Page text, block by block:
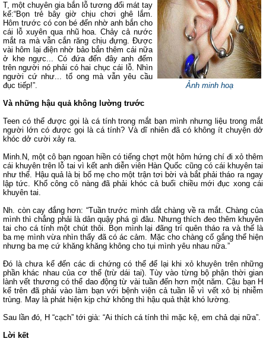
Ảnh minh hoạ
T, một chuyên gia bắn lỗ tương đối mát tay
kể:“Bọn trẻ bây giờ chịu chơi ghê lắm.
Hôm trước có con bé đến nhờ anh bắn cho
cái lỗ xuyên qua nhũ hoa. Chảy cả nước
mắt ra mà vẫn cắn răng chịu đựng. Được
vài hôm lại điện nhờ bảo bắn thêm cái nữa
ở khe ngực... Có đứa đến đây anh đếm
trên người nó phải có hai chục cái lỗ. Nhìn
người cứ như... tổ ong mà vẫn yêu cầu
đục tiếp!”.
Và những hậu quả không lường trước
Teen có thể được gọi là cá tính trong mắt bạn mình nhưng liệu trong mắt
người lớn có được gọi là cá tính? Và dĩ nhiên đã có không ít chuyện dở
khóc dở cười xảy ra.
Minh.N, một cô bạn ngoan hiền có tiếng chợt một hôm hứng chí đi xỏ thêm
cái khuyên trên lỗ tai vì kết anh diễn viên Hàn Quốc cũng có cái khuyên tai
như thế. Hậu quả là bị bố mẹ cho một trận tơi bời và bắt phải tháo ra ngay
lập tức. Khổ công cô nàng đã phải khóc cả buổi chiều mới đục xong cái
khuyên tai.
Nh. còn cay đắng hơn: “Tuần trước mình dắt chàng về ra mắt. Chàng của
mình thì chẳng phải là dân quậy phá gì đâu. Nhưng thích đeo thêm khuyên
tai cho cá tính một chút thôi. Bọn mình lại đãng trí quên tháo ra và thế là
ba mẹ mình vừa nhìn thấy đã có ác cảm. Mặc cho chàng cố gắng thể hiện
nhưng ba mẹ cứ khăng khăng không cho tụi mình yêu nhau nữa.”
Đó là chưa kể đến các di chứng có thể để lại khi xỏ khuyên trên những
phần khác nhau của cơ thể (trừ dái tai). Tùy vào từng bộ phận thời gian
lành vết thương có thể dao động từ vài tuần đến hơn một năm. Cậu bạn H
kể trên đã phải vào làm bạn với bệnh viện cả tuần lễ vì vết xỏ bị nhiễm
trùng. May là phát hiện kịp chứ không thì hậu quả thật khó lường.
Sau lần đó, H “cạch” tới già: “Ai thích cá tính thì mặc kệ, em chả dại nữa”.
Lời kết